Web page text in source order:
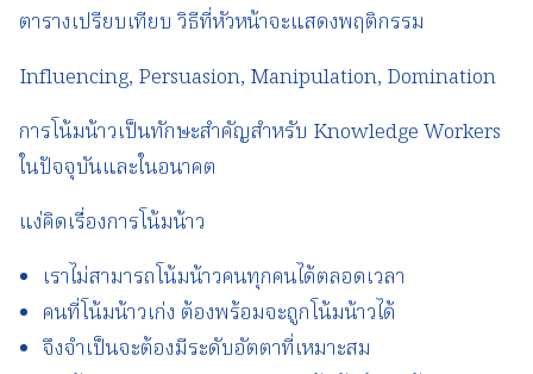
ตารางเปรียบเทียบ วิธีที่หัวหน้าจะแสดงพฤติกรรม
Influencing, Persuasion, Manipulation, Domination
การโน้มน้าวเป็นทักษะสำคัญสำหรับ Knowledge Workers
ในปัจจุบันและในอนาคต
แง่คิดเรื่องการโน้มน้าว
เราไม่สามารถโน้มน้าวคนทุกคนได้ตลอดเวลา
คนที่โน้มน้าวเก่ง ต้องพร้อมจะถูกโน้มน้าวได้
จึงจำเป็นจะต้องมีระดับอัตตาที่เหมาะสม